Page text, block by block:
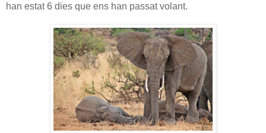
han estat 6 dies que ens han passat volant.